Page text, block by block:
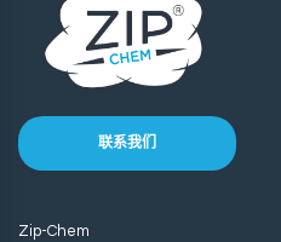
联系我们
Zip-Chem